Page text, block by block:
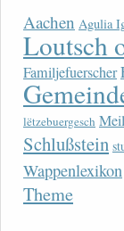
Aachen Agulia
Loutsch
Familjefuerscher
lëtzebuergesch
Schlußstein
Wappenlexikon
Theme